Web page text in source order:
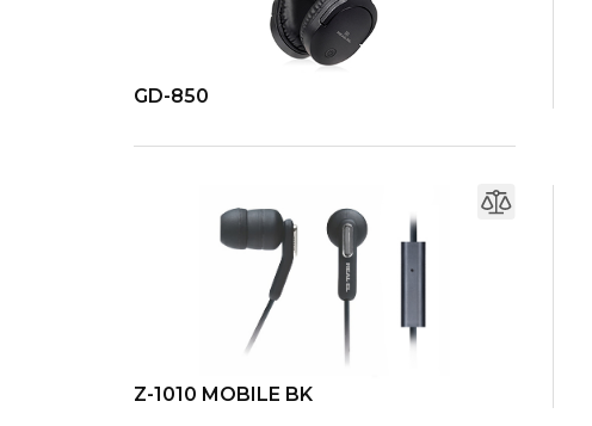
GD-850
Z-1010 MOBILE BK